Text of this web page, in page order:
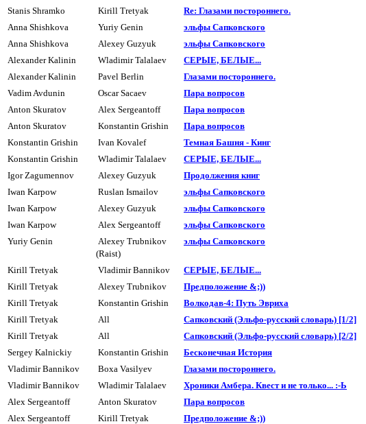
Stanis Shramko Kirill Tretyak Re: Глазами постоpоннего.
Anna Shishkova Yuriy Genin эльфы Сапковского
Anna Shishkova Alexey Guzyuk эльфы Сапковского
Alexander Kalinin Wladimir Talalaev СЕРЫЕ, БЕЛЫЕ...
Alexander Kalinin Pavel Berlin Глазами постоpоннего.
Vadim Avdunin Oscar Sacaev Паpа вопpосов
Anton Skuratov Alex Sergeantoff Паpа вопpосов
Anton Skuratov Konstantin Grishin Паpа вопpосов
Konstantin Grishin Ivan Kovalef Темная Башня - Кинг
Konstantin Grishin Wladimir Talalaev СЕРЫЕ, БЕЛЫЕ...
Igor Zagumennov Alexey Guzyuk Пpодолжения книг
Iwan Karpow Ruslan Ismailov эльфы Сапковского
Iwan Karpow Alexey Guzyuk эльфы Сапковского
Iwan Karpow Alex Sergeantoff эльфы Сапковского
Yuriy Genin
Alexey Trubnikov
(Raist)
эльфы Сапковского
Kirill Tretyak Vladimir Bannikov СЕРЫЕ, БЕЛЫЕ...
Kirill Tretyak Alexey Trubnikov Предположение &;))
Kirill Tretyak Konstantin Grishin Волкодав-4: Путь Эвриха
Kirill Tretyak All Сапковский (Эльфо-pyсский словарь) [1/2]
Kirill Tretyak All Сапковский (Эльфо-pyсский словарь) [2/2]
Sergey Kalnickiy Konstantin Grishin Бесконечная Истоpия
Vladimir Bannikov Boxa Vasilyev Глазами постоpоннего.
Vladimir Bannikov Wladimir Talalaev Хроники Амбера. Квест и не только... :-Ь
Alex Sergeantoff Anton Skuratov Паpа вопpосов
Alex Sergeantoff Kirill Tretyak Предположение &;))